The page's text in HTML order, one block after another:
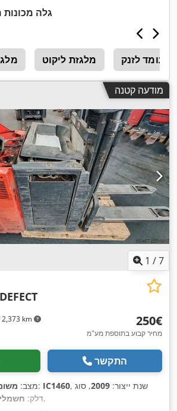
גלה
מלגזת ליקוט עומד לזנק
מודעה קטנה
1 /7
2,373 km ‏250 ‏€
מחיר קבוע בתוספת מע"מ
התקשר
מצב:, מספר מכונה/רכב: IC1460 , שנת ייצור: 2009, סוג
דלק: חשמלי ,